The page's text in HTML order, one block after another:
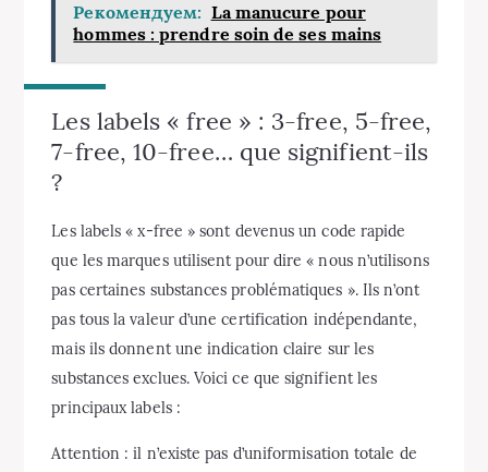
Рекомендуем: La manucure pour
hommes : prendre soin de ses mains
Les labels « free » : 3-free, 5-free,
7-free, 10-free… que signifient-ils
?
Les labels « x-free » sont devenus un code rapide
que les marques utilisent pour dire « nous n’utilisons
pas certaines substances problématiques ». Ils n’ont
pas tous la valeur d’une certification indépendante,
mais ils donnent une indication claire sur les
substances exclues. Voici ce que signifient les
principaux labels :
Attention : il n’existe pas d’uniformisation totale de